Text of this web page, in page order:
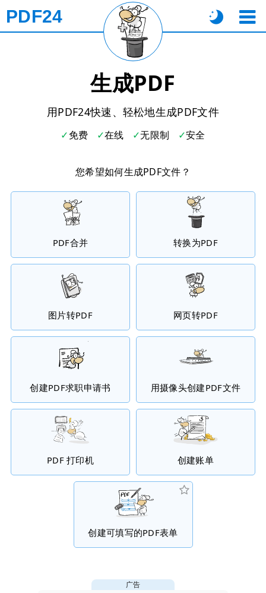
PDF24
生成PDF
用PDF24快速、轻松地生成PDF文件
免费 在线 无限制 安全
您希望如何生成PDF文件？
PDF合并 转换为PDF
图片转PDF 网页转PDF
创建PDF求职申请书 用摄像头创建PDF文件
PDF 打印机 创建账单
创建可填写的PDF表单
广告